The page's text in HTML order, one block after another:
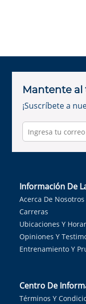
Mantente al
¡Suscríbete a
Información De
Acerca De Nosotros
Carreras
Ubicaciones Y
Opiniones Y
Entrenamiento Y
Centro De
Términos Y